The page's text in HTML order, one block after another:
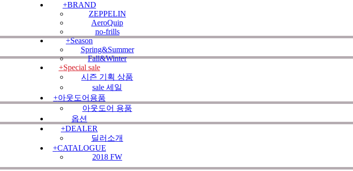
+BRAND
ZEPPELIN
AeroQuip
no-frills
+Season
Spring&Summer
Fall&Winter
+Special sale
시즌 기획 상품
sale 세일
+아웃도어용품
아웃도어 용품
옵션
+DEALER
딜러소개
+CATALOGUE
2018 FW
반영하여 매시즌 진화한 슈트를 개발하여 서핑라이프의
커스텀 제작을 기본으로하며 제작의 모든 과정에 완벽함
이 남지 않도록 끊임 없이 노력하는 서핑전용 웻슈트 브랜